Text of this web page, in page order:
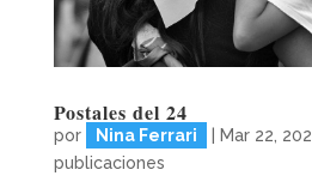
Postales del 24
por Nina Ferrari | Mar 22,
publicaciones